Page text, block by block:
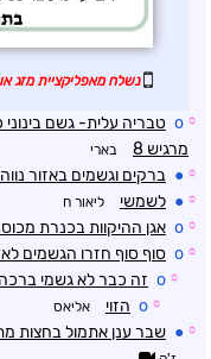
נשלח מאפליקציית מזג
☼
o
מרגיש 8
בארי
☼
● ברקים וגשמים באזור
☼
● לשמשי ליאור ח
☼
o אגן ההיקוות בכנרת
☼
o סוף סוף חזרו הגשמים
☼
o זה כבר לא גשמי ברכה
☼
o הזוי אליאס
☼
● שבר ענן אתמול בחצות